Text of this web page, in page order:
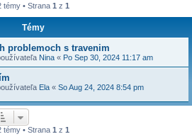
témy • Strana 1 z 1
Témy
problemoch s travenim
Nina « Po Sep 30, 2024 11:17 am
Ela « So Aug 24, 2024 8:54 pm
témy • Strana 1 z 1